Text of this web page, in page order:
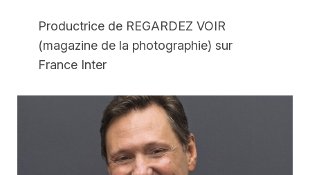
Productrice de REGARDEZ VOIR
(magazine de la photographie) sur
France Inter